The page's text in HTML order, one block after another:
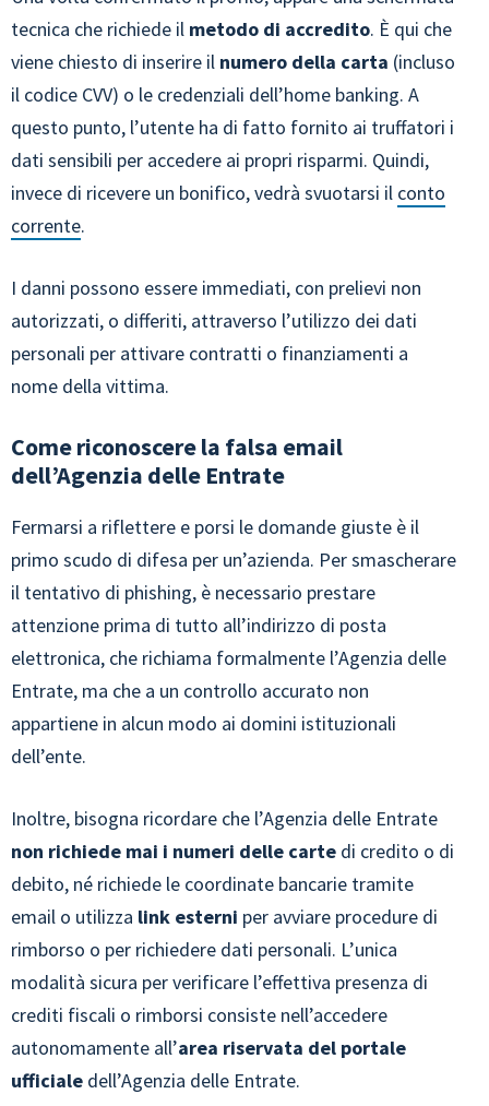
tecnica che richiede il metodo di accredito. È qui che
viene chiesto di inserire il numero della carta (incluso
il codice CVV) o le credenziali dell’home banking. A
questo punto, l’utente ha di fatto fornito ai truffatori i
dati sensibili per accedere ai propri risparmi. Quindi,
invece di ricevere un bonifico, vedrà svuotarsi il conto
corrente.
I danni possono essere immediati, con prelievi non
autorizzati, o differiti, attraverso l’utilizzo dei dati
personali per attivare contratti o finanziamenti a
nome della vittima.
Come riconoscere la falsa email
dell’Agenzia delle Entrate
Fermarsi a riflettere e porsi le domande giuste è il
primo scudo di difesa per un’azienda. Per smascherare
il tentativo di phishing, è necessario prestare
attenzione prima di tutto all’indirizzo di posta
elettronica, che richiama formalmente l’Agenzia delle
Entrate, ma che a un controllo accurato non
appartiene in alcun modo ai domini istituzionali
dell’ente.
Inoltre, bisogna ricordare che l’Agenzia delle Entrate
non richiede mai i numeri delle carte di credito o di
debito, né richiede le coordinate bancarie tramite
email o utilizza link esterni per avviare procedure di
rimborso o per richiedere dati personali. L’unica
modalità sicura per verificare l’effettiva presenza di
crediti fiscali o rimborsi consiste nell’accedere
autonomamente all’area riservata del portale
ufficiale dell’Agenzia delle Entrate.